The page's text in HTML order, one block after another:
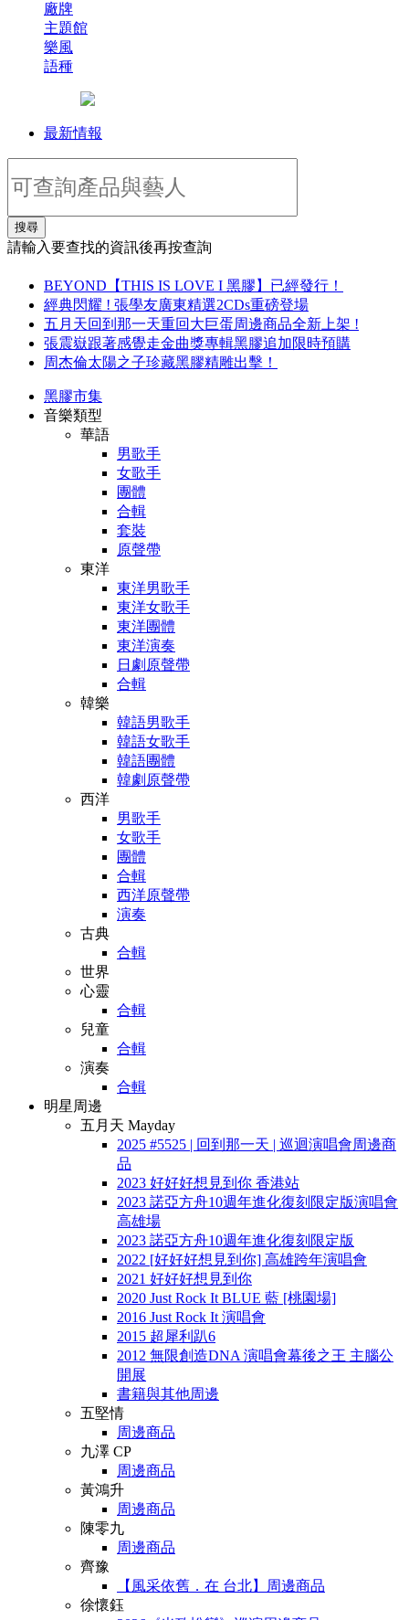
廠牌
主題館
樂風
語種
最新情報
搜尋
請輸入要查找的資訊後再按查詢
BEYOND【THIS IS LOVE I 黑膠】已經發行！
經典閃耀 ! 張學友廣東精選2CDs重磅登場
五月天回到那一天重回大巨蛋周邊商品全新上架 !
張震嶽跟著感覺走金曲獎專輯黑膠追加限時預購
周杰倫太陽之子珍藏黑膠精雕出擊！
黑膠市集
音樂類型
華語
男歌手
女歌手
團體
合輯
套裝
原聲帶
東洋
東洋男歌手
東洋女歌手
東洋團體
東洋演奏
日劇原聲帶
合輯
韓樂
韓語男歌手
韓語女歌手
韓語團體
韓劇原聲帶
西洋
男歌手
女歌手
團體
合輯
西洋原聲帶
演奏
古典
合輯
世界
心靈
合輯
兒童
合輯
演奏
合輯
明星周邊
五月天 Mayday
2025 #5525 | 回到那一天 | 巡迴演唱會周邊商
品
2023 好好好想見到你 香港站
2023 諾亞方舟10週年進化復刻限定版演唱會
高雄場
2023 諾亞方舟10週年進化復刻限定版
2022 [好好好想見到你] 高雄跨年演唱會
2021 好好好想見到你
2020 Just Rock It BLUE 藍 [桃園場]
2016 Just Rock It 演唱會
2015 超犀利趴6
2012 無限創造DNA 演唱會幕後之王 主腦公
開展
書籍與其他周邊
五堅情
周邊商品
九澤 CP
周邊商品
黃鴻升
周邊商品
陳零九
周邊商品
齊豫
【風采依舊．在 台北】周邊商品
徐懷鈺